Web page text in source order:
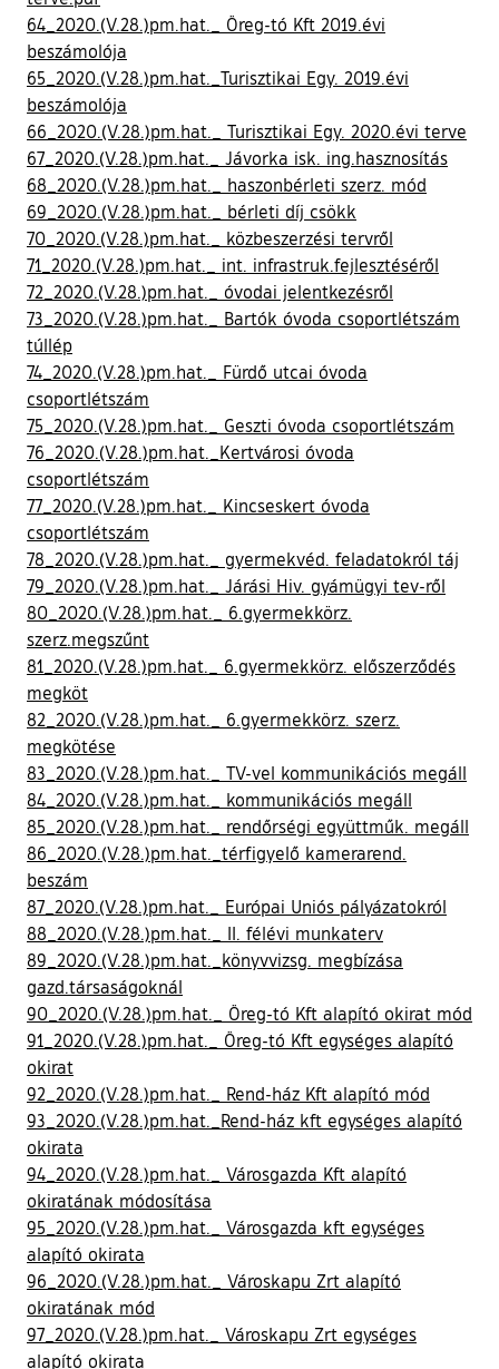
64_2020.(V.28.)pm.hat._ Öreg-tó Kft 2019.évi
beszámolója
65_2020.(V.28.)pm.hat._Turisztikai Egy. 2019.évi
beszámolója
66_2020.(V.28.)pm.hat._ Turisztikai Egy. 2020.évi terve
67_2020.(V.28.)pm.hat._ Jávorka isk. ing.hasznosítás
68_2020.(V.28.)pm.hat._ haszonbérleti szerz. mód
69_2020.(V.28.)pm.hat._ bérleti díj csökk
70_2020.(V.28.)pm.hat._ közbeszerzési tervről
71_2020.(V.28.)pm.hat._ int. infrastruk.fejlesztéséről
72_2020.(V.28.)pm.hat._ óvodai jelentkezésről
73_2020.(V.28.)pm.hat._ Bartók óvoda csoportlétszám
túllép
74_2020.(V.28.)pm.hat._ Fürdő utcai óvoda
csoportlétszám
75_2020.(V.28.)pm.hat._ Geszti óvoda csoportlétszám
76_2020.(V.28.)pm.hat._Kertvárosi óvoda
csoportlétszám
77_2020.(V.28.)pm.hat._ Kincseskert óvoda
csoportlétszám
78_2020.(V.28.)pm.hat._ gyermekvéd. feladatokról táj
79_2020.(V.28.)pm.hat._ Járási Hiv. gyámügyi tev-ről
80_2020.(V.28.)pm.hat._ 6.gyermekkörz.
szerz.megszűnt
81_2020.(V.28.)pm.hat._ 6.gyermekkörz. előszerződés
megköt
82_2020.(V.28.)pm.hat._ 6.gyermekkörz. szerz.
megkötése
83_2020.(V.28.)pm.hat._ TV-vel kommunikációs megáll
84_2020.(V.28.)pm.hat._ kommunikációs megáll
85_2020.(V.28.)pm.hat._ rendőrségi együttműk. megáll
86_2020.(V.28.)pm.hat._térfigyelő kamerarend.
beszám
87_2020.(V.28.)pm.hat._ Európai Uniós pályázatokról
88_2020.(V.28.)pm.hat._ II. félévi munkaterv
89_2020.(V.28.)pm.hat._könyvvizsg. megbízása
gazd.társaságoknál
90_2020.(V.28.)pm.hat._ Öreg-tó Kft alapító okirat mód
91_2020.(V.28.)pm.hat._ Öreg-tó Kft egységes alapító
okirat
92_2020.(V.28.)pm.hat._ Rend-ház Kft alapító mód
93_2020.(V.28.)pm.hat._Rend-ház kft egységes alapító
okirata
94_2020.(V.28.)pm.hat._ Városgazda Kft alapító
okiratának módosítása
95_2020.(V.28.)pm.hat._ Városgazda kft egységes
alapító okirata
96_2020.(V.28.)pm.hat._ Városkapu Zrt alapító
okiratának mód
97_2020.(V.28.)pm.hat._ Városkapu Zrt egységes
alapító okirata